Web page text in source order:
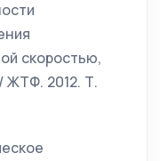
скоростью,
ЖТФ. 2012. Т.